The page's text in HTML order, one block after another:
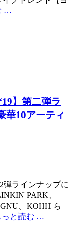
…
】第二弾ラ
華10アーティ
弾ラインナップに
PARK、
、KOHH ら
っと読む …